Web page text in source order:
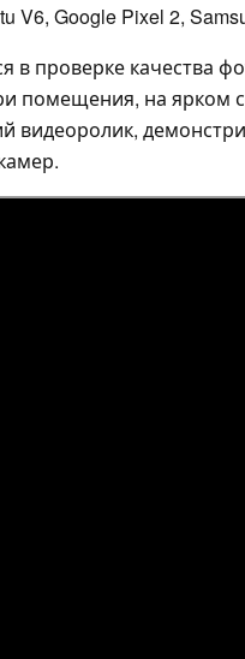
V6, Google Pixel 2,
в проверке качества
помещения, на ярком
видеоролик,